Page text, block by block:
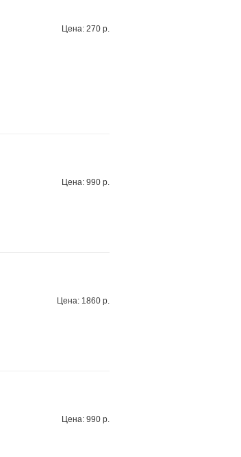
Цена: 270 р.
Цена: 990 р.
Цена: 1860 р.
Цена: 990 р.